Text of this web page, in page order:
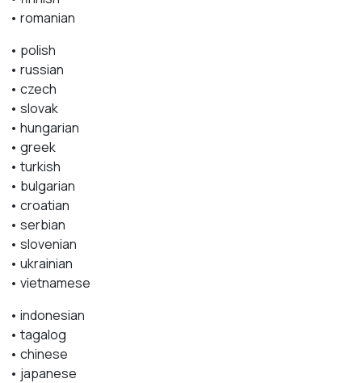
• romanian
• polish
• russian
• czech
• slovak
• hungarian
• greek
• turkish
• bulgarian
• croatian
• serbian
• slovenian
• ukrainian
• vietnamese
• indonesian
• tagalog
• chinese
• japanese